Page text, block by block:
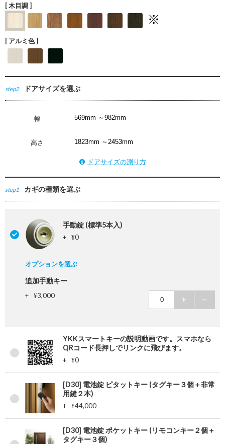
[ 木目調 ]
[ アルミ色 ]
step2 ドアサイズを選ぶ
幅
高さ
ドアサイズの測り方
step1 カギの種類を選ぶ
手動錠 (標準5本入)
+ ¥0
オプションを選ぶ
追加手動キー
+ ¥3,000 + −
YKKスマートキーの説明動画です。スマホなら
QRコード長押しでリンクに飛びます。
+ ¥0
[D30] 電池錠 ピタットキー (タグキー３個＋非常
用鍵２本)
+ ¥44,000
[D30] 電池錠 ポケットキー (リモコンキー２個＋
タグキー３個)